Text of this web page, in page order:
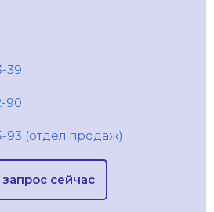
39
90
93 (отдел продаж)
сейчас